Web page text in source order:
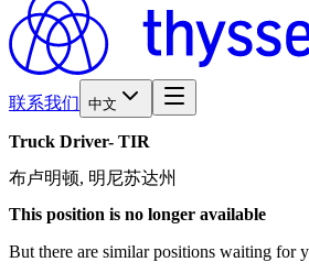
联系我们 中文
Truck Driver- TIR
布卢明顿, 明尼苏达州
This position is no longer available
But there are similar positions waiting for